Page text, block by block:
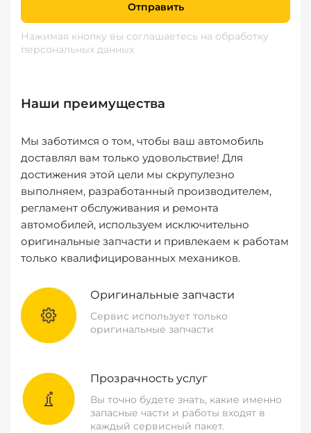
Отправить
Нажимая кнопку вы соглашаетесь на обработку
персональных данных
Наши преимущества
Мы заботимся о том, чтобы ваш автомобиль
доставлял вам только удовольствие! Для
достижения этой цели мы скрупулезно
выполняем, разработанный производителем,
регламент обслуживания и ремонта
автомобилей, используем исключительно
оригинальные запчасти и привлекаем к работам
только квалифицированных механиков.
Оригинальные запчасти
Сервис использует только
оригинальные запчасти
Прозрачность услуг
Вы точно будете знать, какие именно
запасные части и работы входят в
каждый сервисный пакет.